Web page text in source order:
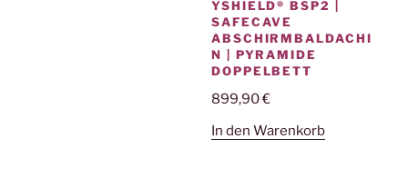
YSHIELD® BSP2 |
SAFECAVE
ABSCHIRMBALDACHI
N | PYRAMIDE
DOPPELBETT
899,90€
In den Warenkorb